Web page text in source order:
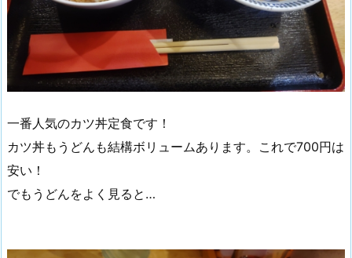
一番人気のカツ丼定食です！
カツ丼もうどんも結構ボリュームあります。これで700円は
安い！
でもうどんをよく見ると…